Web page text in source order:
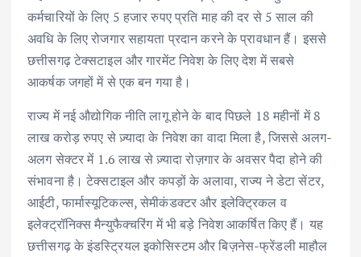
कर्मचारियों के लिए 5 हजार रुपए प्रति माह की दर से 5 साल की
अवधि के लिए रोजगार सहायता प्रदान करने के प्रावधान हैं। इससे
छत्तीसगढ़ टेक्सटाइल और गारमेंट निवेश के लिए देश में सबसे
आकर्षक जगहों में से एक बन गया है।
राज्य में नई औद्योगिक नीति लागू होने के बाद पिछले 18 महीनों में 8
लाख करोड़ रुपए से ज़्यादा के निवेश का वादा मिला है, जिससे अलग-
अलग सेक्टर में 1.6 लाख से ज़्यादा रोज़गार के अवसर पैदा होने की
संभावना है। टेक्सटाइल और कपड़ों के अलावा, राज्य ने डेटा सेंटर,
आईटी, फार्मास्यूटिकल्स, सेमीकंडक्टर और इलेक्ट्रिकल व
इलेक्ट्रॉनिक्स मैन्युफैक्चरिंग में भी बड़े निवेश आकर्षित किए हैं। यह
छत्तीसगढ़ के इंडस्ट्रियल इकोसिस्टम और बिज़नेस-फ्रेंडली माहौल